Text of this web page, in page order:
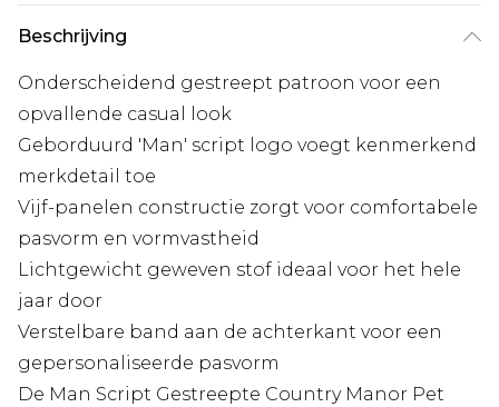
Beschrijving
Onderscheidend gestreept patroon voor een
opvallende casual look
Geborduurd 'Man' script logo voegt kenmerkend
merkdetail toe
Vijf-panelen constructie zorgt voor comfortabele
pasvorm en vormvastheid
Lichtgewicht geweven stof ideaal voor het hele
jaar door
Verstelbare band aan de achterkant voor een
gepersonaliseerde pasvorm
De Man Script Gestreepte Country Manor Pet